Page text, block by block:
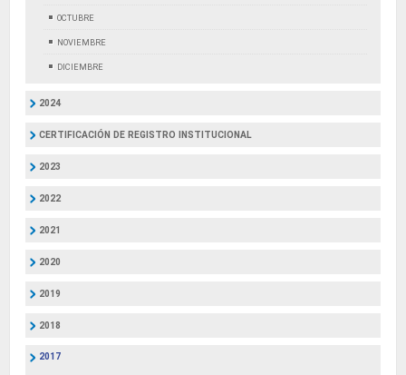
OCTUBRE
NOVIEMBRE
DICIEMBRE
2024
CERTIFICACIÓN DE REGISTRO INSTITUCIONAL
2023
2022
2021
2020
2019
2018
2017